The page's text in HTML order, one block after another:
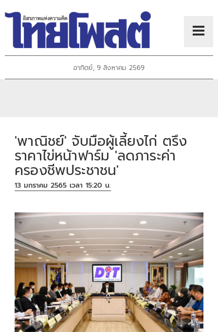
อาทิตย์, 9 สิงหาคม 2569
'พาณิชย์' จับมือผู้เลี้ยงไก่ ตรึง
ราคาไข่หน้าฟาร์ม 'ลดภาระค่า
ครองชีพประชาชน'
13 มกราคม 2565 เวลา 15:20 น.